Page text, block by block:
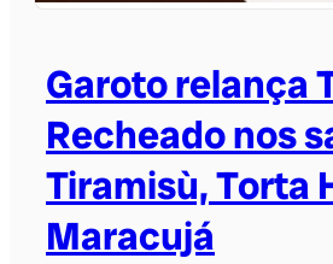
Garoto relança
Recheado nos
Tiramisù, Torta
Maracujá